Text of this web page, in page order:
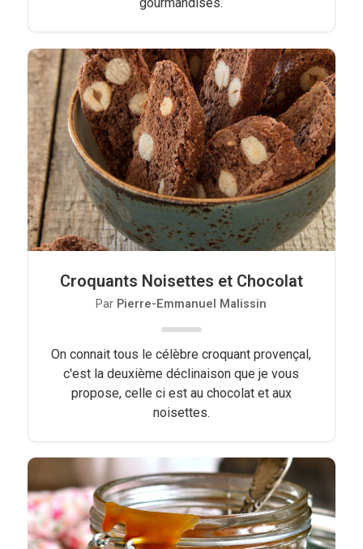
Croquants Noisettes et Chocolat
Par Pierre-Emmanuel Malissin
On connait tous le célèbre croquant provençal,
c'est la deuxième déclinaison que je vous
propose, celle ci est au chocolat et aux
noisettes.